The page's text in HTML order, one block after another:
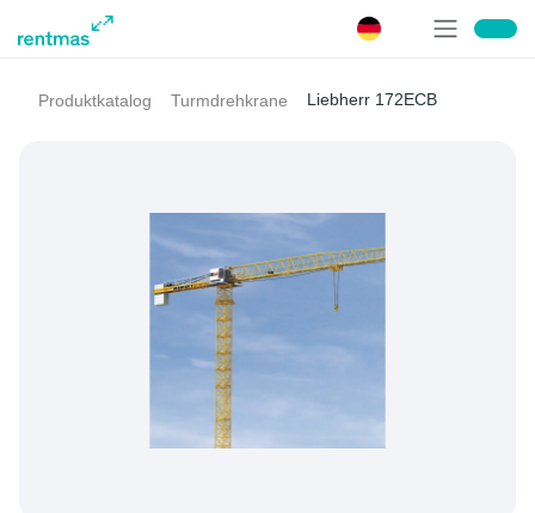
Produktkatalog Turmdrehkrane Liebherr 172ECB